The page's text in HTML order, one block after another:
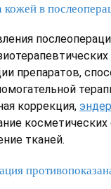
кожей в
препаратов,
коррекция,
тканей.